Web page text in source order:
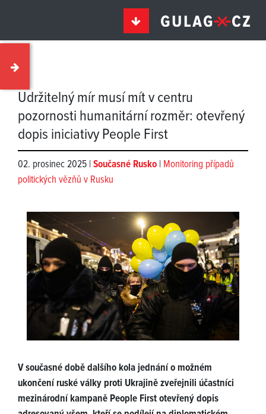
Udržitelný mír musí mít v centru
pozornosti humanitární rozměr: otevřený
dopis iniciativy People First
02. prosinec 2025 | Současné Rusko | Monitoring případů
politických vězňů v Rusku
V současné době dalšího kola jednání o možném
ukončení ruské války proti Ukrajině zveřejnili účastníci
mezinárodní kampaně People First otevřený dopis